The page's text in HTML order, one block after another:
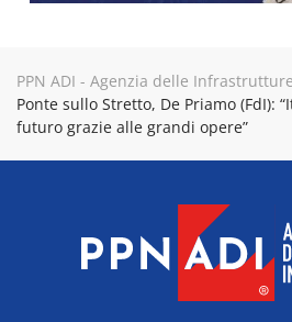
PPN ADI - Agenzia delle Infrastrutture
Ponte sullo Stretto, De Priamo (FdI):
futuro grazie alle grandi opere”